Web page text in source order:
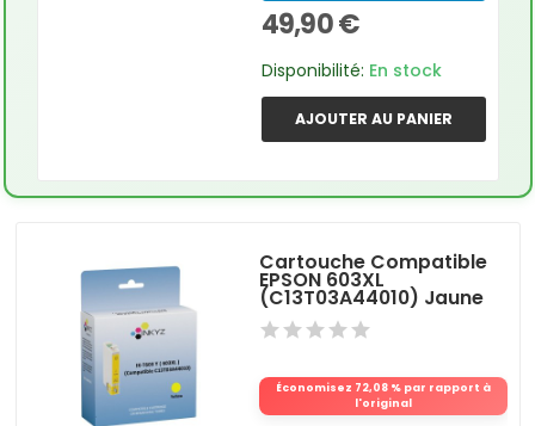
49,90 €
Disponibilité: En stock
AJOUTER AU PANIER
Cartouche Compatible
EPSON 603XL
(C13T03A44010) Jaune
Économisez 72,08 % par rapport à
l'original